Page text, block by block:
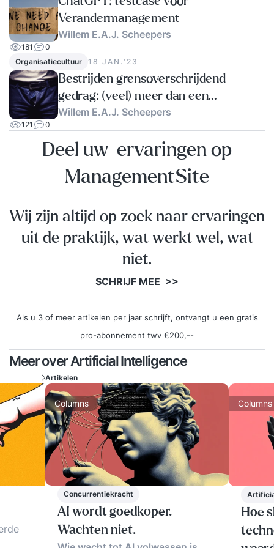
Verandermanagement
Willem E.A.J. Scheepers
181
0
Organisatiecultuur
18 JAN.‘23
Bestrijden grensoverschrijdend
gedrag: (veel) meer dan een
cultuurverandering. (nu ook met
chatbot!)
Willem E.A.J. Scheepers
121 0
Deel uw ervaringen op
ManagementSite
Wij zijn altijd op zoek naar ervaringen
uit de praktijk, wat werkt wel, wat
niet.
SCHRIJF MEE >>
Als u 3 of meer artikelen per jaar schrijft, ontvangt u een gratis
pro-abonnement twv €200,--
Meer over Artificial Intelligence
Artikelen
Columns
Concurrentiekracht
AI wordt goedkoper.
Wachten niet.
Columns
Hoe